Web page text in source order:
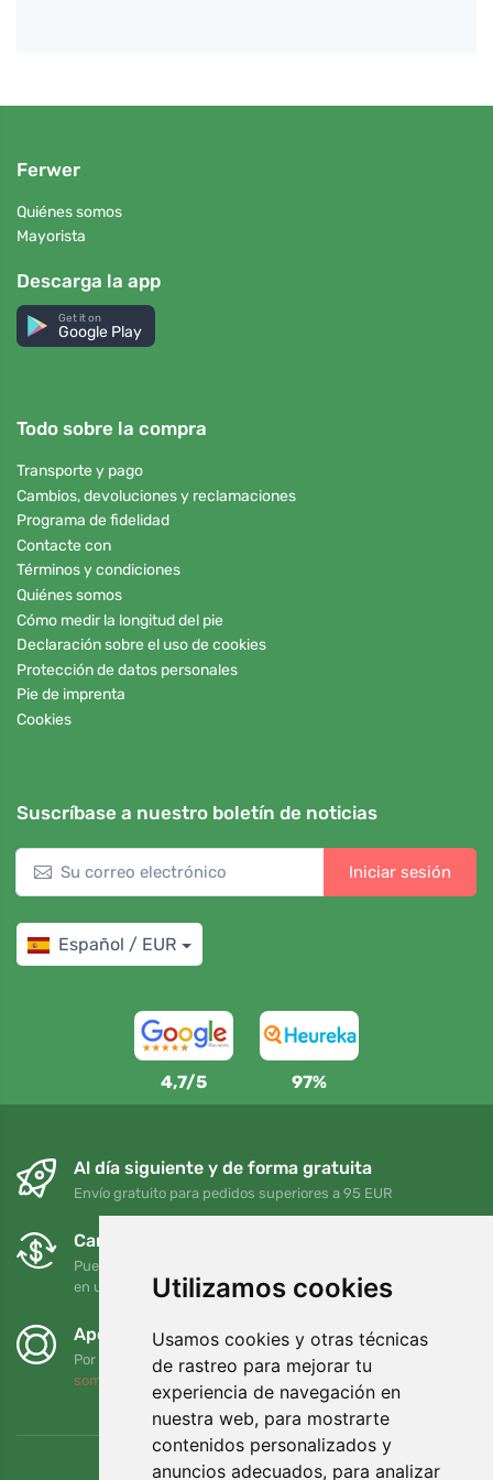
Utilizamos cookies
Usamos cookies y otras técnicas
de rastreo para mejorar tu
experiencia de navegación en
nuestra web, para mostrarte
contenidos personalizados y
anuncios adecuados, para analizar
Ferwer
Quiénes somos
Mayorista
Descarga la app
Get it on
Google Play
Todo sobre la compra
Transporte y pago
Cambios, devoluciones y reclamaciones
Programa de fidelidad
Contacte con
Términos y condiciones
Quiénes somos
Cómo medir la longitud del pie
Declaración sobre el uso de cookies
Protección de datos personales
Pie de imprenta
Cookies
Suscríbase a nuestro boletín de noticias
Iniciar sesión
Español / EUR
4,7/5 97%
Al día siguiente y de forma gratuita
Envío gratuito para pedidos superiores a 95 EUR
Cambios y devoluciones gratuitos
Puede devolver o cambiar su pedido en cualquier momento
en un plazo de 90 días
Apoyamos a Trees.org
Por cada pedido plantamos un árbol. Leer más
somos